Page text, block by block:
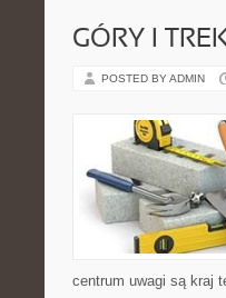
GÓRY I
POSTED BY ADMIN
centrum uwagi są kraj